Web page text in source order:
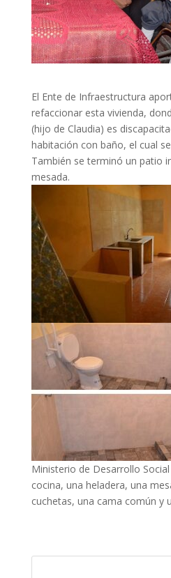
El Ente de Infraestructura
refaccionar esta vivienda,
(hijo de Claudia) es
habitación con baño, el cual
También se terminó un patio
mesada.
Ministerio de Desarrollo
cocina, una heladera, una
cuchetas, una cama común y